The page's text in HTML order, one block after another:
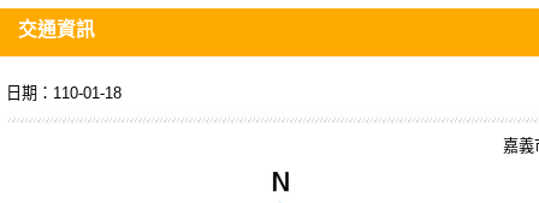
交通資訊
日期：110-01-18
嘉義